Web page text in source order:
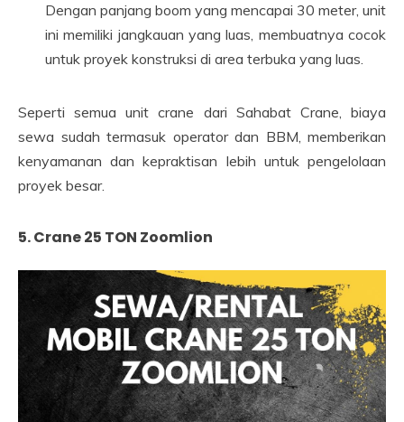
Dengan panjang boom yang mencapai 30 meter, unit
ini memiliki jangkauan yang luas, membuatnya cocok
untuk proyek konstruksi di area terbuka yang luas.
Seperti semua unit crane dari Sahabat Crane, biaya
sewa sudah termasuk operator dan BBM, memberikan
kenyamanan dan kepraktisan lebih untuk pengelolaan
proyek besar.
5. Crane 25 TON Zoomlion